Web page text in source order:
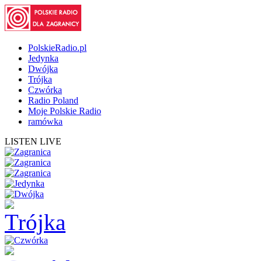
PolskieRadio.pl
Jedynka
Dwójka
Trójka
Czwórka
Radio Poland
Moje Polskie Radio
ramówka
LISTEN LIVE